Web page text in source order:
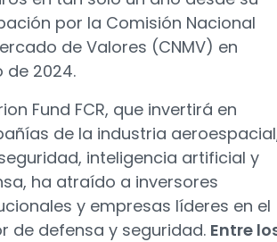
por la Comisión Nacional
de Valores (CNMV) en
de 2024.
Fund FCR, que invertirá en
de la industria
inteligencia artificial y
ha atraído a inversores
y empresas líderes en el
de defensa y seguridad. Entre